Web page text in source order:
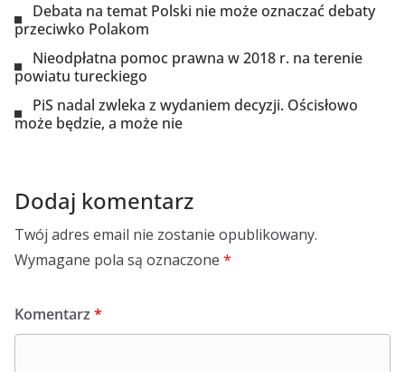
Debata na temat Polski nie może oznaczać debaty
przeciwko Polakom
Nieodpłatna pomoc prawna w 2018 r. na terenie
powiatu tureckiego
PiS nadal zwleka z wydaniem decyzji. Ościsłowo
może będzie, a może nie
Dodaj komentarz
Twój adres email nie zostanie opublikowany.
Wymagane pola są oznaczone *
Komentarz *